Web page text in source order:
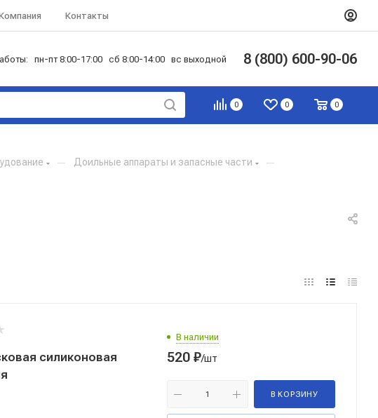
Контакты
пн-пт 8:00-17:00 сб 8:00-14:00 вс выходной 8 (800) 600-90-06
0 0 0
— Доильные аппараты и запасные части —
силиконовая
В наличии
520 ₽/шт
В КОРЗИНУ